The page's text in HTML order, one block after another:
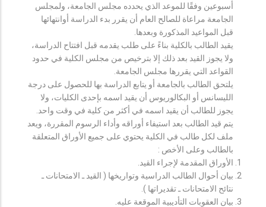
أسبوعين وفقًا للموعد الذي يحدده مجلس الجامعة، ولمجلس
الجامعة مراعاة للصالح العام أن يقرر بدء الدراسة أوانتهائها
قبل المواعيد المذكورة وبعدها.
يقيد الطالب بالكلية بناءً على طلب يقدمه قبل افتتاح الدراسة،
ولا يجوز القيد بعد ذلك إلا بترخيص من مجلس الكلية في حدود
القواعد التي يقررها مجلس الجامعة.
يلتحق الطالب بالجامعة أو يتابع الدراسة بها للحصول على درجة
الليسانس أو البكالوريوس أن يقيد اسمه بإحدى الكليات، ولا
يجوز للطالب أن يقيد اسمه في أكثر من كلية في وقت واحد.
يتم قيد الطالب بعد استيفاء أوراقه وأداء الرسوم المقررة، ويعد
ملف لكل طالب في الكلية يحتوي على جميع الأوراق المتعلقة
بالطالب وعلى الأخص :
الأوراق المقدمة لإجراء القيد.
بيان أحوال الطالب الدراسية وتواريخها ( القيد ـ الامتحانات ـ
نتائح الامتحانات ـ تقديراتها ).
بيان العقوبات التأديبية الموقعة عليه.